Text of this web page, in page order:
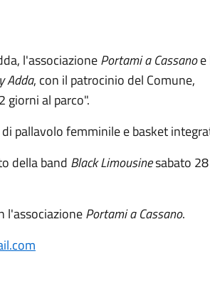
l'associazionePortami a Cassanoe
Adda, con il patrocinio del Comune,
giorni al parco".
pallavolo femminile e basket
della band Black Limousinesabato
l'associazionePortami a Cassano.